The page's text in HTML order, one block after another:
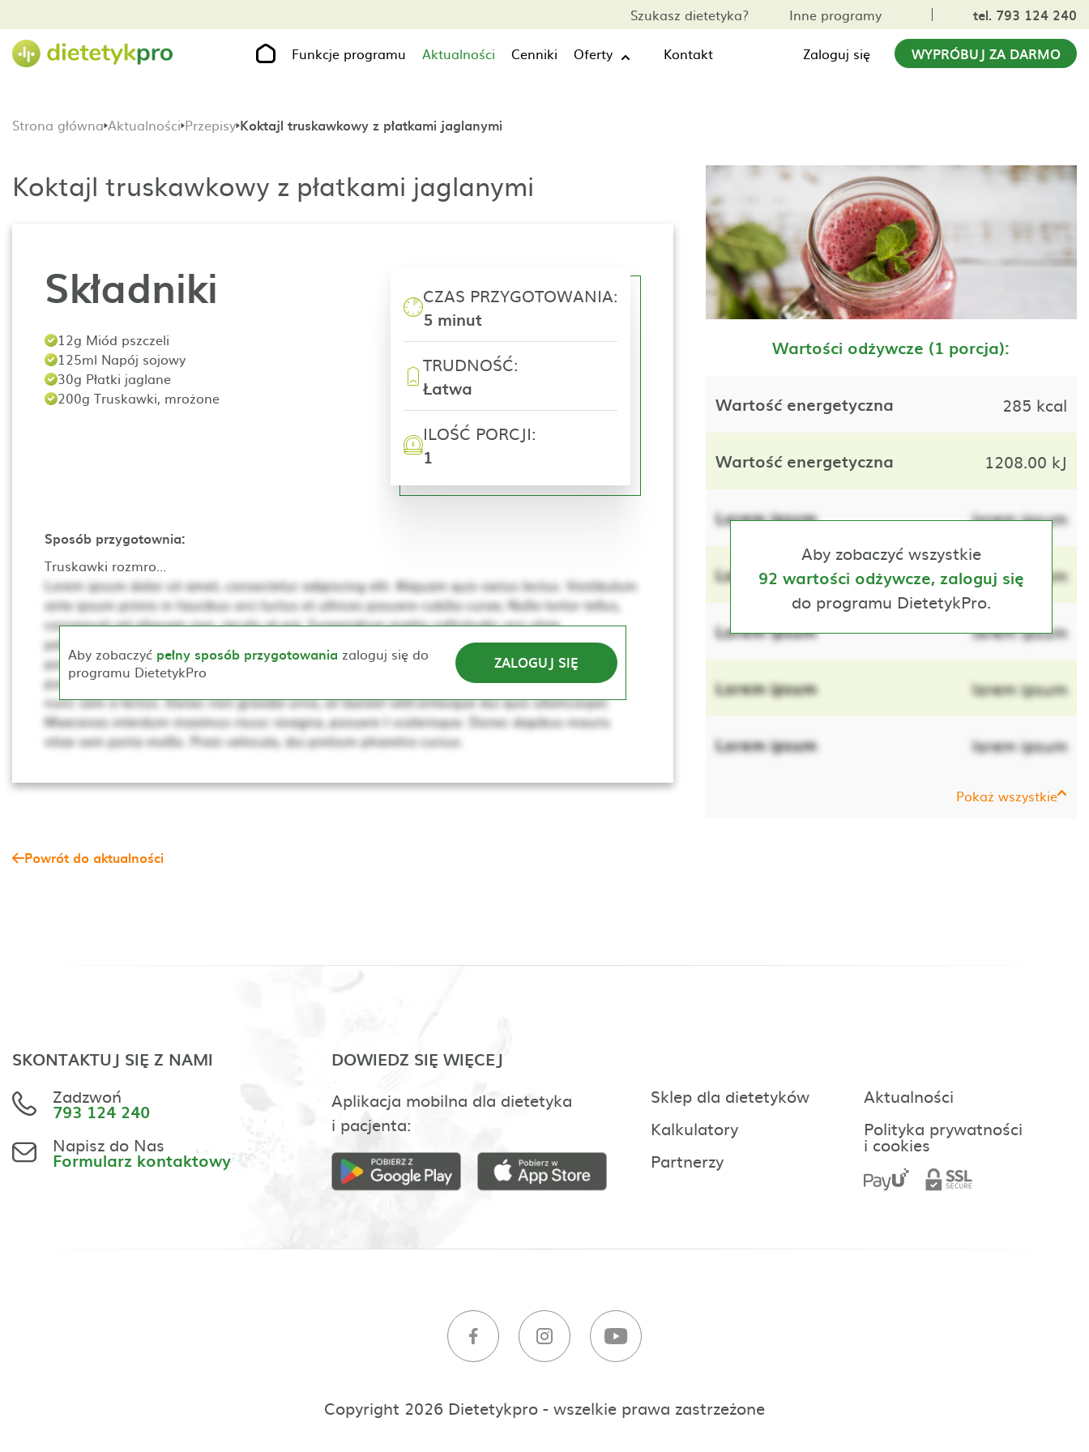
Szukasz dietetyka? Inne programy
tel. 793 124 240
Funkcje programu
Aktualności Cenniki Oferty Kontakt Zaloguj się WYPRÓBUJ ZA DARMO
Strona główna Aktualności Przepisy Koktajl truskawkowy z płatkami jaglanymi
Koktajl truskawkowy z płatkami jaglanymi
Składniki
12g Miód pszczeli
125ml Napój sojowy
30g Płatki jaglane
200g Truskawki, mrożone
CZAS PRZYGOTOWANIA:
5 minut
TRUDNOŚĆ:
Łatwa
ILOŚĆ PORCJI:
1
Sposób przygotownia:
Truskawki rozmro...
Lorem ipsum dolor sit amet, consectetur adipiscing elit. Aliquam quis varius lectus. Vestibulum
ante ipsum primis in faucibus orci luctus et ultrices posuere cubilia curae; Nulla tortor tellus,
consequat vel aliquam non, iaculis at est. Suspendisse mattis sollicitudin orci vitae
pellentesque. Ut non neque a mi consequat posuere. Nulla elementum, ante sed tincidunt
porta, lectus dui rhoncus magna, at posuere t scelerisque. Donec dapibus mauris vitae sem
porta mollis. Proin vehicula, dui pretium pharetra cursus, dui lacus ultricies tellus, ac viverra
nunc sem a lectus. Donec non gravida urna, at laoreet velit.entesque dui quis ullamcorper.
Maecenas interdum maximus risusc vivagna, posuere t scelerisque. Donec dapibus mauris
vitae sem porta mollis. Proin vehicula, dui pretium pharetra cursus.
Aby zobaczyć pełny sposób przygotowania zaloguj się do
programu DietetykPro
ZALOGUJ SIĘ
Wartości odżywcze (1 porcja):
Wartość energetyczna 285 kcal
Wartość energetyczna 1208.00 kJ
Lorem ipsum lorem ipsum
Lorem ipsum lorem ipsum
Lorem ipsum lorem ipsum
Lorem ipsum lorem ipsum
Lorem ipsum lorem ipsum
Pokaż wszystkie
Aby zobaczyć wszystkie
92 wartości odżywcze, zaloguj się
do programu DietetykPro.
Powrót do aktualności
SKONTAKTUJ SIĘ Z NAMI
Zadzwoń
793 124 240
Napisz do Nas
Formularz kontaktowy
DOWIEDZ SIĘ WIĘCEJ
Aplikacja mobilna dla dietetyka
i pacjenta:
Sklep dla dietetyków
Kalkulatory
Partnerzy
Aktualności
Polityka prywatności
i cookies
Copyright 2026 Dietetykpro - wszelkie prawa zastrzeżone